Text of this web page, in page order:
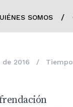
SOMOS /
2016 /